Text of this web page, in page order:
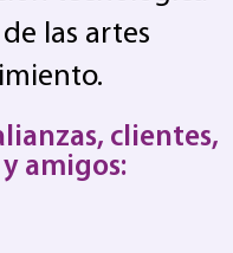
las artes
clientes,
amigos: